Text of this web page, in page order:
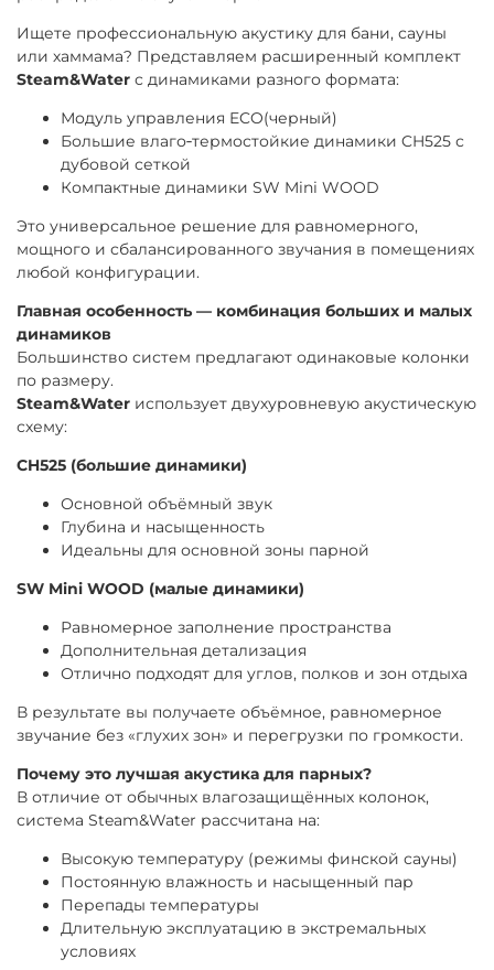
Ищете профессиональную акустику для бани, сауны
или хаммама? Представляем расширенный комплект
Steam&Water с динамиками разного формата:
Модуль управления ECO(черный)
Большие влаго‑термостойкие динамики CH525 с
дубовой сеткой
Компактные динамики SW Mini WOOD
Это универсальное решение для равномерного,
мощного и сбалансированного звучания в помещениях
любой конфигурации.
Главная особенность — комбинация больших и малых
динамиков
Большинство систем предлагают одинаковые колонки
по размеру.
Steam&Water использует двухуровневую акустическую
схему:
CH525 (большие динамики)
Основной объёмный звук
Глубина и насыщенность
Идеальны для основной зоны парной
SW Mini WOOD (малые динамики)
Равномерное заполнение пространства
Дополнительная детализация
Отлично подходят для углов, полков и зон отдыха
В результате вы получаете объёмное, равномерное
звучание без «глухих зон» и перегрузки по громкости.
Почему это лучшая акустика для парных?
В отличие от обычных влагозащищённых колонок,
система Steam&Water рассчитана на:
Высокую температуру (режимы финской сауны)
Постоянную влажность и насыщенный пар
Перепады температуры
Длительную эксплуатацию в экстремальных
условиях